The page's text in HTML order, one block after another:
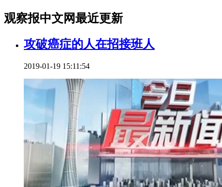
观察报中文网最近更新
攻破癌症的人在招接班人
2019-01-19 15:11:54